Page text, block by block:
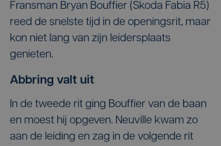
Fransman Bryan Bouffier (Skoda Fabia R5)
reed de snelste tijd in de openingsrit, maar
kon niet lang van zijn leidersplaats
genieten.
Abbring valt uit
In de tweede rit ging Bouffier van de baan
en moest hij opgeven. Neuville kwam zo
aan de leiding en zag in de volgende rit